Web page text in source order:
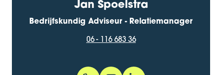
Jan Spoelstra
Bedrijfskundig Adviseur - Relatiemanager
06 - 116 683 36